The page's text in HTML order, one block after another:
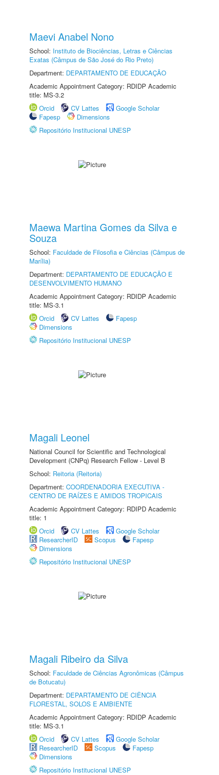
Maevi Anabel Nono
School: Instituto de Biociências, Letras e Ciências
Exatas (Câmpus de São José do Rio Preto)
Department: DEPARTAMENTO DE EDUCAÇÃO
Academic Appointment Category: RDIDP Academic
title: MS-3.2
Orcid
CV Lattes
Google Scholar
Fapesp
Dimensions
Repositório Institucional UNESP
Maewa Martina Gomes da Silva e
Souza
School: Faculdade de Filosofia e Ciências (Câmpus de
Marília)
Department: DEPARTAMENTO DE EDUCAÇÃO E
DESENVOLVIMENTO HUMANO
Academic Appointment Category: RDIDP Academic
title: MS-3.1
Orcid
CV Lattes
Fapesp
Dimensions
Repositório Institucional UNESP
Magali Leonel
National Council for Scientific and Technological
Development (CNPq) Research Fellow - Level B
School: Reitoria (Reitoria)
Department: COORDENADORIA EXECUTIVA -
CENTRO DE RAÍZES E AMIDOS TROPICAIS
Academic Appointment Category: RDIPD Academic
title: 1
Orcid
CV Lattes
Google Scholar
ResearcherID
Scopus
Fapesp
Dimensions
Repositório Institucional UNESP
Magali Ribeiro da Silva
School: Faculdade de Ciências Agronômicas (Câmpus
de Botucatu)
Department: DEPARTAMENTO DE CIÊNCIA
FLORESTAL, SOLOS E AMBIENTE
Academic Appointment Category: RDIDP Academic
title: MS-3.1
Orcid
CV Lattes
Google Scholar
ResearcherID
Scopus
Fapesp
Dimensions
Repositório Institucional UNESP